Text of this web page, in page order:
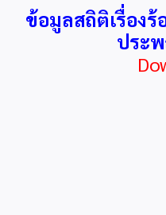
ข้อมูลสถิติเรื่องร้
ประ